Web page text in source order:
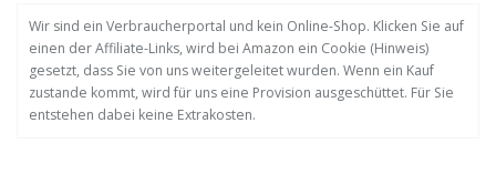
Wir sind ein Verbraucherportal und kein Online-Shop. Klicken Sie auf
einen der Affiliate-Links, wird bei Amazon ein Cookie (Hinweis)
gesetzt, dass Sie von uns weitergeleitet wurden. Wenn ein Kauf
zustande kommt, wird für uns eine Provision ausgeschüttet. Für Sie
entstehen dabei keine Extrakosten.